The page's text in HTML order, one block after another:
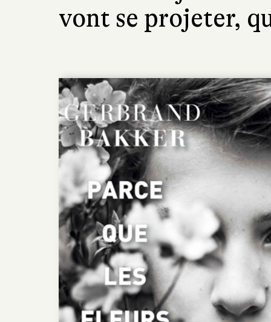
vont se projeter,